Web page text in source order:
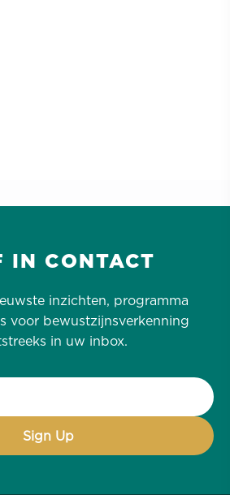
IN CONTACT
inzichten, programma
voor bewustzijnsverkenning
in uw inbox.